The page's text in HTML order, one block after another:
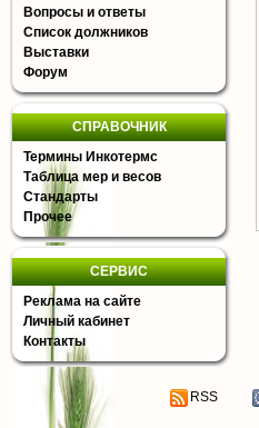
Вопросы и ответы
Список должников
Выставки
Форум
СПРАВОЧНИК
Термины Инкотермс
Таблица мер и весов
Стандарты
Прочее
СЕРВИС
Реклама на сайте
Личный кабинет
Контакты
RSS